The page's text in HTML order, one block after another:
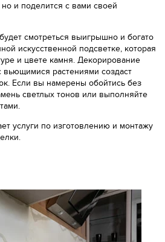
и поделится с вами своей
смотреться выигрышно и богато
искусственной подсветке, которая
и цвете камня. Декорирование
вьющимися растениями создаст
Если вы намерены обойтись без
светлых тонов или выполняйте
услуги по изготовлению и монтажу